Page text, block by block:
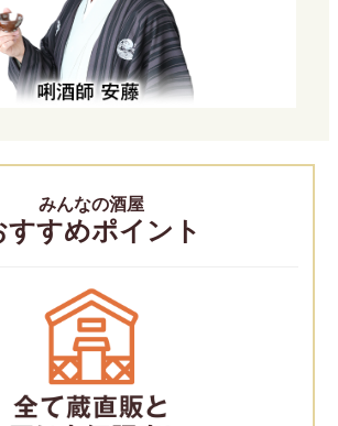
みんなの酒屋
すすめポイント